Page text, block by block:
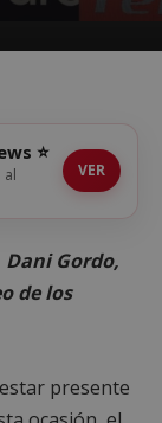
⭐
al
VER
Gordo,
de los
presente